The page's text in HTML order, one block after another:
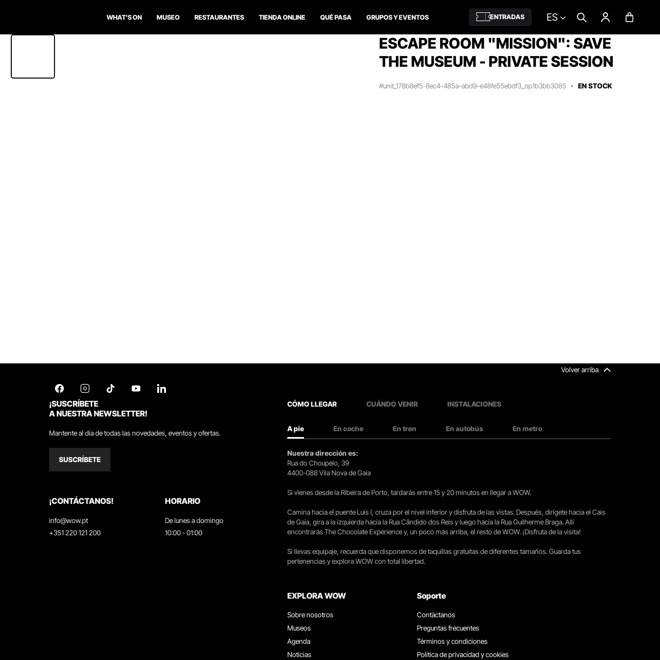
WHAT'S ON MUSEO RESTAURANTES TIENDA ONLINE QUÉ PASA GRUPOS Y EVENTOS ENTRADAS ES
ESCAPE ROOM "MISSION": SAVE
THE MUSEUM - PRIVATE SESSION
#unit_178b8ef5-8ec4-485a-abd9-e48fe55ebdf3_op1b3bb3085 EN STOCK
Volver arriba
¡SUSCRÍBETE
A NUESTRA NEWSLETTER!
Mantente al día de todas las novedades, eventos y ofertas.
SUSCRÍBETE
¡CONTÁCTANOS!
info@wow.pt
+351 220 121 200
HORARIO
De lunes a domingo
10:00 - 01:00
CÓMO LLEGAR CUÁNDO VENIR INSTALACIONES
A pie En coche En tren En autobús En metro
Nuestra dirección es:
Rua do Choupelo, 39
4400-088 Vila Nova de Gaia
Si vienes desde la Ribeira de Porto, tardarás entre 15 y 20 minutos en llegar a WOW.
Camina hacia el puente Luís I, cruza por el nivel inferior y disfruta de las vistas. Después, dirígete hacia el Cais
de Gaia, gira a la izquierda hacia la Rua Cândido dos Reis y luego hacia la Rua Guilherme Braga. Allí
encontrarás The Chocolate Experience y, un poco más arriba, el resto de WOW. ¡Disfruta de la visita!
Si llevas equipaje, recuerda que disponemos de taquillas gratuitas de diferentes tamaños. Guarda tus
pertenencias y explora WOW con total libertad.
EXPLORA WOW
Sobre nosotros
Museos
Agenda
Noticias
Soporte
Contáctanos
Preguntas frecuentes
Términos y condiciones
Política de privacidad y cookies